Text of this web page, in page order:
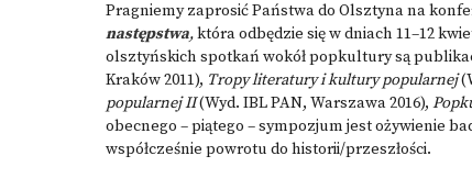
Pragniemy zaprosić Państwa do Olsztyna na
następstwa,która odbędzie się w dniach 11–12
olsztyńskich spotkań wokół popkultury są
Kraków 2011), Tropy literatury i kultury popularnej
popularnej II(Wyd. IBL PAN, Warszawa 2016),
obecnego – piątego – sympozjum jest ożywienie
współcześnie powrotu do historii/przeszłości.